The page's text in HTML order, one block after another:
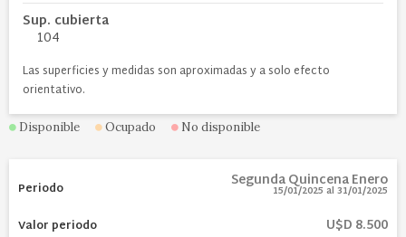
Sup. cubierta
104
Las superficies y medidas son aproximadas y a solo efecto
orientativo.
Disponible Ocupado No disponible
Segunda Quincena Enero
15/01/2025 al 31/01/2025
U$D 8.500